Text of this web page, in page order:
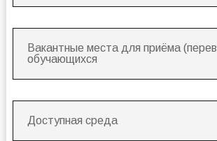
Вакантные места для приёма
обучающихся
Доступная среда